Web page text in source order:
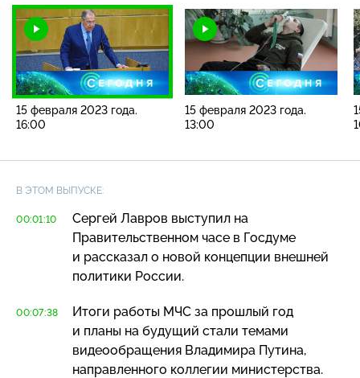
15 февраля 2023 года.
16:00
15 февраля 2023 года.
13:00
В ЭТОМ ВЫПУСКЕ:
00:01:10
Сергей Лавров выступил на
Правительственном часе в Госдуме
и рассказал о новой концепции внешней
политики России.
00:07:38
Итоги работы МЧС за прошлый год
и планы на будущий стали темами
видеообращения Владимира Путина,
направленного коллегии министерства.